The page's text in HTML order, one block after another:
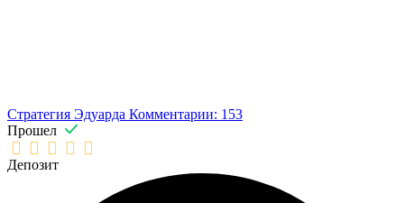
Стратегия Эдуарда Комментарии: 153
Прошел
Депозит